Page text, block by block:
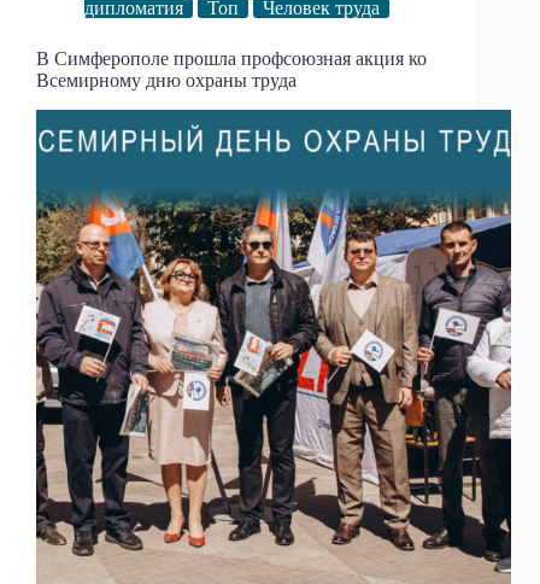
дипломатия
Топ Человек труда
В Симферополе прошла профсоюзная акция ко
Всемирному дню охраны труда